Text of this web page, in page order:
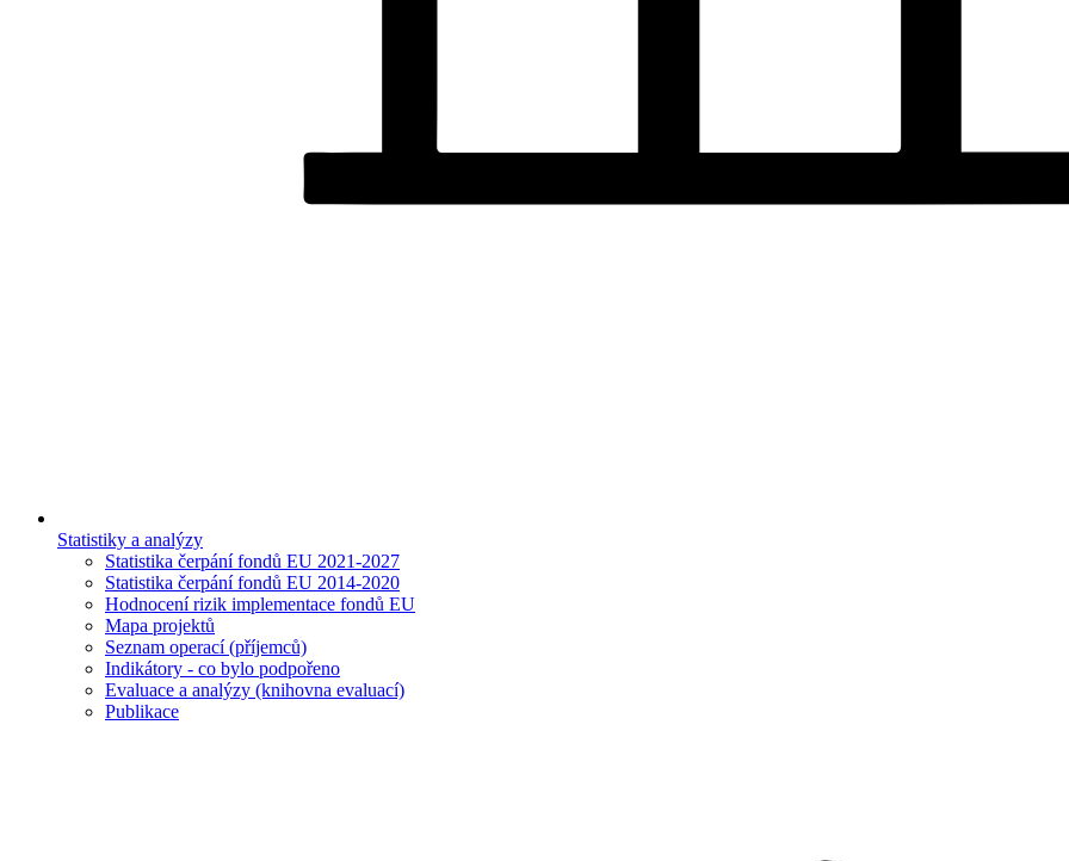
Statistiky a analýzy
Statistika čerpání fondů EU 2021-2027
Statistika čerpání fondů EU 2014-2020
Hodnocení rizik implementace fondů EU
Mapa projektů
Seznam operací (příjemců)
Indikátory - co bylo podpořeno
Evaluace a analýzy (knihovna evaluací)
Publikace